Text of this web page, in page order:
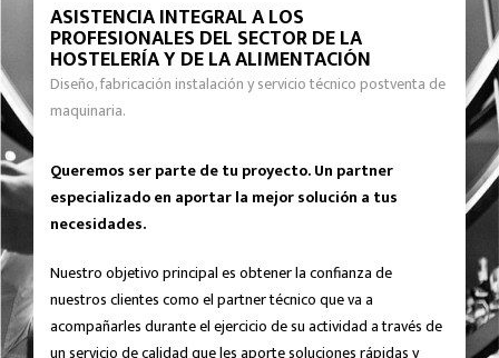
ASISTENCIA INTEGRAL A LOS
PROFESIONALES DEL SECTOR DE LA
HOSTELERÍA Y DE LA ALIMENTACIÓN
Diseño, fabricación instalación y servicio técnico postventa de
maquinaria.
Queremos ser parte de tu proyecto. Un partner
especializado en aportar la mejor solución a tus
necesidades.
Nuestro objetivo principal es obtener la confianza de
nuestros clientes como el partner técnico que va a
acompañarles durante el ejercicio de su actividad a través de